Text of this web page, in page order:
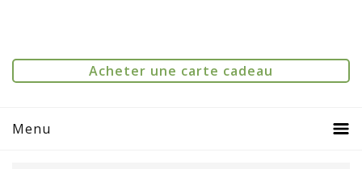
Acheter une carte cadeau
Menu